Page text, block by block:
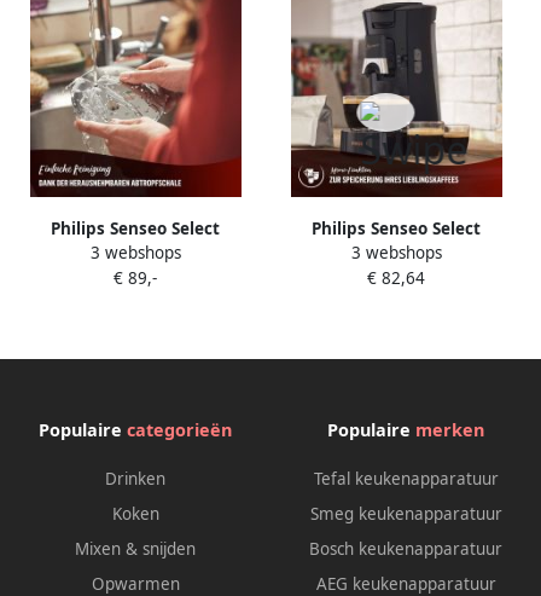
Philips Senseo Select
Koffiepadmachine CSA250 10
Keuze uit 1 of 2 Kopjes
Zwart
3 webshops
€ 89,-
Philips Senseo Select
Koffiepadmachine CSA240 60
Keuze uit 1 of 2 Kopjes
Zwart
3 webshops
€ 82,64
Populaire categorieën
Drinken
Koken
Mixen & snijden
Opwarmen
Populaire merken
Tefal keukenapparatuur
Smeg keukenapparatuur
Bosch keukenapparatuur
AEG keukenapparatuur